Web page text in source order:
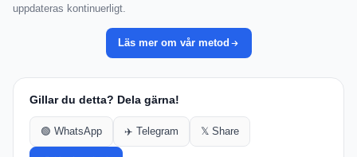
uppdateras kontinuerligt.
Läs mer om vår metod
Gillar du detta? Dela gärna!
🟢 WhatsApp ✈️ Telegram 𝕏 Share